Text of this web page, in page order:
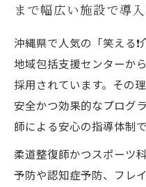
まで幅広い施設で導
沖縄県で人気の「笑える❗️
地域包括支援センターか
採用されています。その
安全かつ効果的なプログ
師による安心の指導体制で
柔道整復師かつスポーツ
予防や認知症予防、フレ